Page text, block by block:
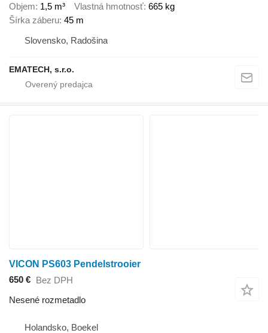
Objem 1,5 m³ Vlastná hmotnosť 665 kg
Šírka záberu 45 m
Slovensko, Radošina
EMATECH, s.r.o.
VICON PS603 Pendelstrooier
650 € Bez DPH
Nesené rozmetadlo
Holandsko, Boekel